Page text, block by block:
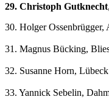
29. Christoph Gutknecht
30. Holger Ossenbrügger,
31. Magnus Bücking,
32. Susanne Horn,
33. Yannick Sebelin,